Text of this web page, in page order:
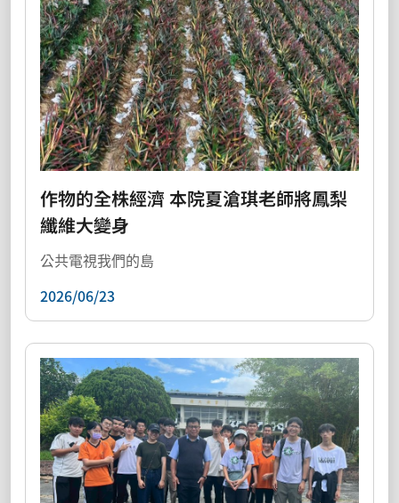
作物的全株經濟 本院夏滄琪老師將鳳梨
纖維大變身
公共電視我們的島
2026/06/23